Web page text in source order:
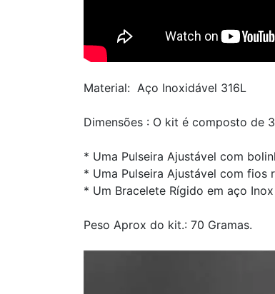
Material: Aço Inoxidável 316L
Dimensões : O kit é composto de
* Uma Pulseira Ajustável com
* Uma Pulseira Ajustável com fios
* Um Bracelete Rígido em aço
Peso Aprox do kit.: 70 Gramas.